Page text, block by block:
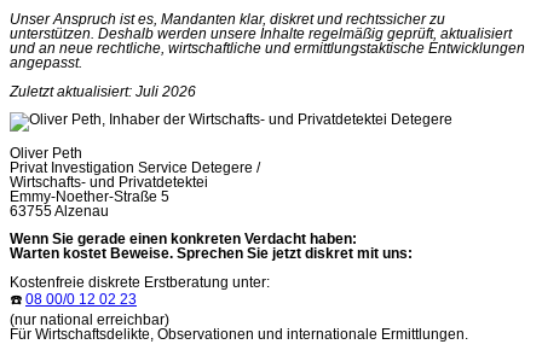
Unser Anspruch ist es, Mandanten klar, diskret und rechtssicher zu
unterstützen. Deshalb werden unsere Inhalte regelmäßig geprüft, aktualisiert
und an neue rechtliche, wirtschaftliche und ermittlungstaktische Entwicklungen
angepasst.
Zuletzt aktualisiert: Juli 2026
Oliver Peth
Privat Investigation Service Detegere /
Wirtschafts- und Privatdetektei
Emmy-Noether-Straße 5
63755 Alzenau
Wenn Sie gerade einen konkreten Verdacht haben:
Warten kostet Beweise. Sprechen Sie jetzt diskret mit uns:
Kostenfreie diskrete Erstberatung unter:
☎️ 08 00/0 12 02 23
(nur national erreichbar)
Für Wirtschaftsdelikte, Observationen und internationale Ermittlungen.